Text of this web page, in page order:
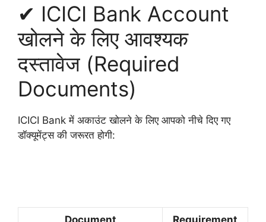
✔ ICICI Bank Account
खोलने के लिए आवश्यक
दस्तावेज (Required
Documents)
ICICI Bank में अकाउंट खोलने के लिए आपको नीचे दिए गए
डॉक्यूमेंट्स की जरूरत होगी: